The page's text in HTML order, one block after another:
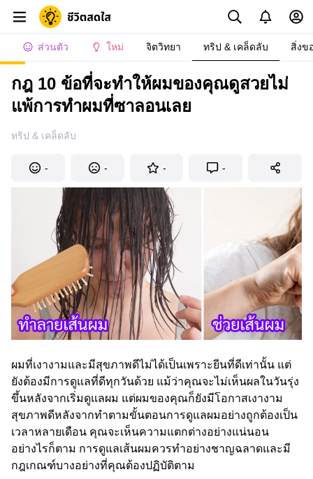
ส่วนตัว ใหม่ จิตวิทยา ทริป & เคล็ดลับ สิ่งข
กฎ 10 ข้อที่จะทำให้ผมของคุณดูสวยไม่
แพ้การทำผมที่ซาลอนเลย
ทริป & เคล็ดลับ
- - - -
ผมที่เงางามและมีสุขภาพดีไม่ได้เป็นเพราะยีนที่ดีเท่านั้น แต่
ยังต้องมีการดูแลที่ดีทุกวันด้วย แม้ว่าคุณจะไม่เห็นผลในวันรุ่ง
ขึ้นหลังจากเริ่มดูแลผม แต่ผมของคุณก็ยังมีโอกาสเงางาม
สุขภาพดีหลังจากทำตามขั้นตอนการดูแลผมอย่างถูกต้องเป็น
เวลาหลายเดือน คุณจะเห็นความแตกต่างอย่างแน่นอน
อย่างไรก็ตาม การดูแลเส้นผมควรทำอย่างชาญฉลาดและมี
กฎเกณฑ์บางอย่างที่คุณต้องปฏิบัติตาม